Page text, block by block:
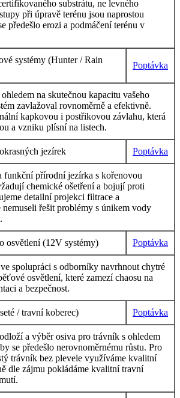
substrátu, ne levného
při úpravě terénu jsou naprostou
předešlo erozi a podmáčení terénu v
systémy (Hunter / Rain
Poptávka
na skutečnou kapacitu vašeho
zavlažoval rovnoměrně a efektivně.
kapkovou i postřikovou závlahu, která
a vzniku plísní na listech.
jezírek Poptávka
funkční přírodní jezírka s kořenovou
chemické ošetření a bojují proti
detailní projekci filtrace a
nemuseli řešit problémy s únikem vody
osvětlení (12V systémy) Poptávka
spolupráci s odborníky navrhnout chytré
osvětlení, které zamezí chaosu na
a bezpečnost.
/ travní koberec) Poptávka
a výběr osiva pro trávník s ohledem
se předešlo nerovnoměrnému růstu. Pro
trávník bez plevele využíváme kvalitní
dle zájmu pokládáme kvalitní travní